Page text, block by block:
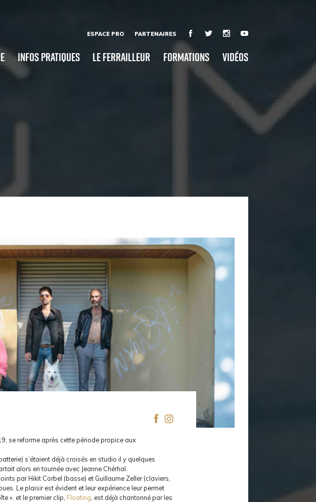
ESPACE PRO PARTENAIRES
Infos pratiques Le Ferrailleur Formations Vidéos
se reforme après cette période propice aux
s’étaient déjà croisés en studio il y quelques
alors en tournée avec Jeanne Chérhal.
par Hikit Corbel (basse) et Guillaume Zeller (claviers,
Le plaisir est évident et leur expérience leur permet
», et le premier clip, Floating , est déjà chantonné par les